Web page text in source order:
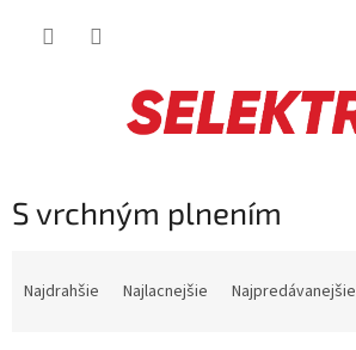
S vrchným plnením
Najdrahšie Najlacnejšie Najpredávanejšie